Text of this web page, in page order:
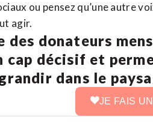
ou pensez qu’une autre
agir.
des donateurs
cap décisif et
dans le
JE FAIS